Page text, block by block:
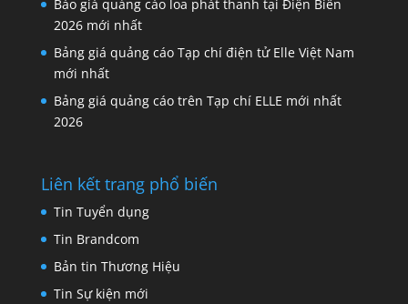
Báo giá quảng cáo loa phát thanh tại Điện Biên
2026 mới nhất
Bảng giá quảng cáo Tạp chí điện tử Elle Việt Nam
mới nhất
Bảng giá quảng cáo trên Tạp chí ELLE mới nhất
2026
Liên kết trang phổ biến
Tin Tuyển dụng
Tin Brandcom
Bản tin Thương Hiệu
Tin Sự kiện mới